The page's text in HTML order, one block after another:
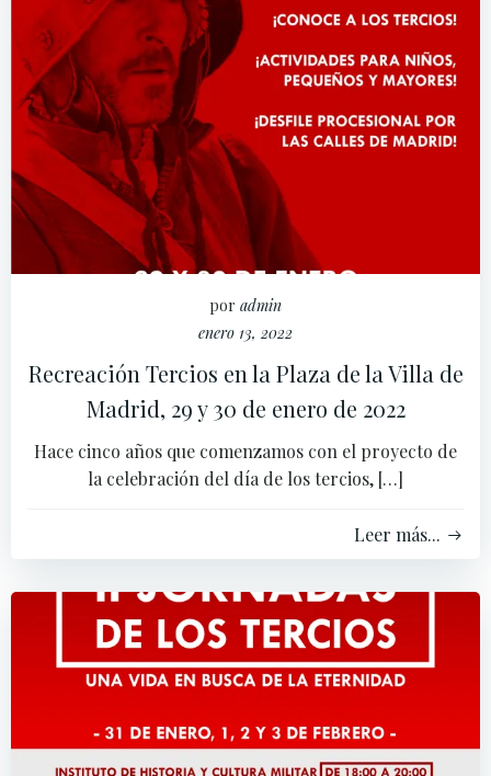
por admin
enero 13, 2022
Recreación Tercios en la Plaza de la Villa de
Madrid, 29 y 30 de enero de 2022
Hace cinco años que comenzamos con el proyecto de
la celebración del día de los tercios, […]
Leer más...